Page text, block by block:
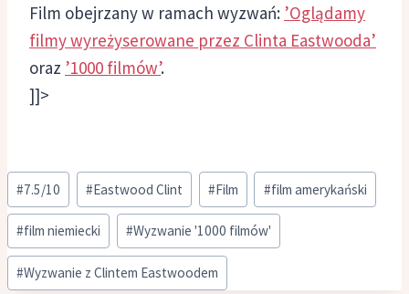
Film obejrzany w ramach wyzwań: ’Oglądamy
filmy wyreżyserowane przez Clinta Eastwooda’
oraz ’1000 filmów’.
]]>
Tagi
wpisu:
#7.5/10 #Eastwood Clint #Film #film amerykański
#film niemiecki #Wyzwanie '1000 filmów'
#Wyzwanie z Clintem Eastwoodem